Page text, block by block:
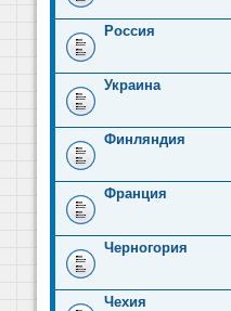
Россия
Украина
Финляндия
Франция
Черногория
Чехия